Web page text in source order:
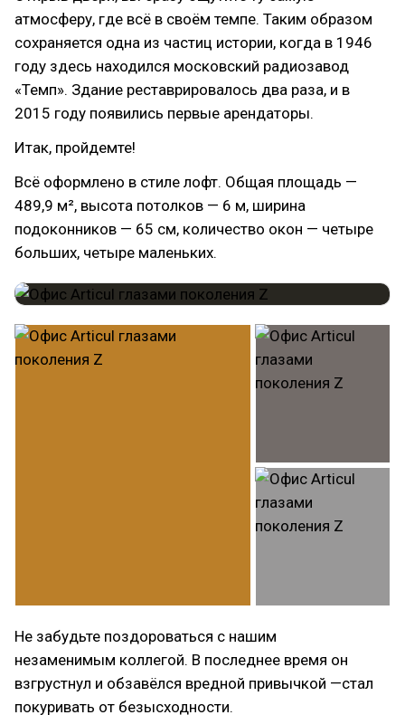
атмосферу, где всё в своём темпе. Таким образом
сохраняется одна из частиц истории, когда в 1946
году здесь находился московский радиозавод
«Темп». Здание реставрировалось два раза, и в
2015 году появились первые арендаторы.
Итак, пройдемте!
Всё оформлено в стиле лофт. Общая площадь —
489,9 м², высота потолков — 6 м, ширина
подоконников — 65 см, количество окон — четыре
больших, четыре маленьких.
Не забудьте поздороваться с нашим
незаменимым коллегой. В последнее время он
взгрустнул и обзавёлся вредной привычкой —стал
покуривать от безысходности.